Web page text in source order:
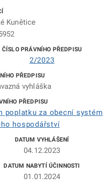
Kunětice
2/2023
vyhláška
poplatku za obecní systém
hospodářství
04.12.2023
01.01.2024